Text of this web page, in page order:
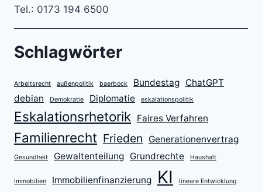
2,1
PRO
FRAU
GELEGEN
–
EIN
DUELL
MIT
Tel.: 0173 194 6500
Schlagwörter
Arbeitsrecht außenpolitik baerbock Bundestag ChatGPT
debian
Demokratie Diplomatie eskalationspolitik
Eskalationsrhetorik Faires Verfahren
Familienrecht Frieden Generationenvertrag
Gesundheit Gewaltenteilung Grundrechte Haushalt
Immobilien Immobilienfinanzierung KI lineare Entwicklung